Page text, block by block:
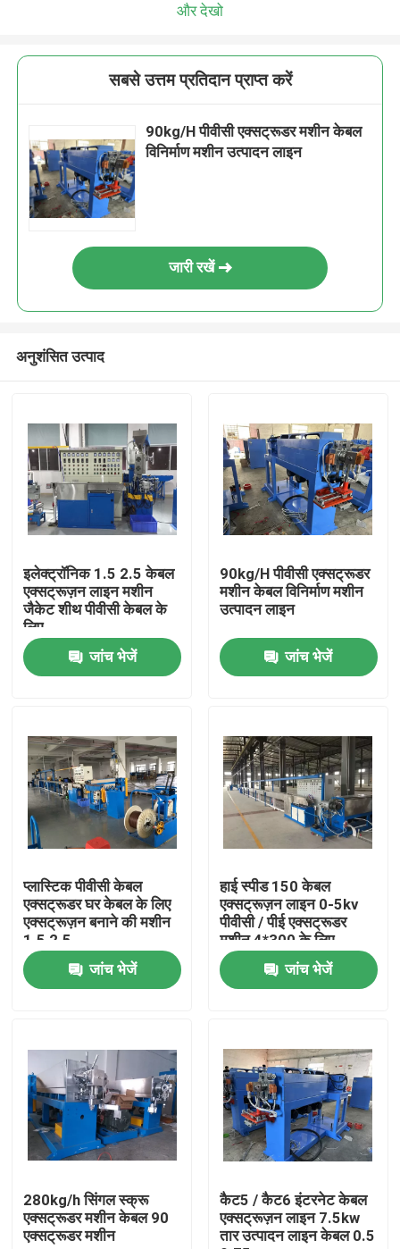
उत्पाद
वीडियो
हमारे बारे में
कारखाने का दौरा
हमसे संपर्क करें
एक उद्धरण का अनुरोध करें
वायर एक्सट्रूडर मशीन
और देखो
सबसे उत्तम प्रतिदान प्राप्त करें
90kg/H पीवीसी एक्सट्रूडर मशीन केबल
विनिर्माण मशीन उत्पादन लाइन
जारी रखें
अनुशंसित उत्पाद
इलेक्ट्रॉनिक 1.5 2.5 केबल
एक्सट्रूज़न लाइन मशीन
जैकेट शीथ पीवीसी केबल के
लिए
जांच भेजें
90kg/H पीवीसी एक्सट्रूडर
मशीन केबल विनिर्माण मशीन
उत्पादन लाइन
जांच भेजें
प्लास्टिक पीवीसी केबल
एक्सट्रूडर घर केबल के लिए
एक्सट्रूज़न बनाने की मशीन
1.5 2.5
जांच भेजें
हाई स्पीड 150 केबल
एक्सट्रूज़न लाइन 0-5kv
पीवीसी / पीई एक्सट्रूडर
मशीन 4*300 के लिए
जांच भेजें
280kg/h सिंगल स्क्रू
एक्सट्रूडर मशीन केबल 90
एक्सट्रूडर मशीन
कैट5 / कैट6 इंटरनेट केबल
एक्सट्रूज़न लाइन 7.5kw
तार उत्पादन लाइन केबल 0.5